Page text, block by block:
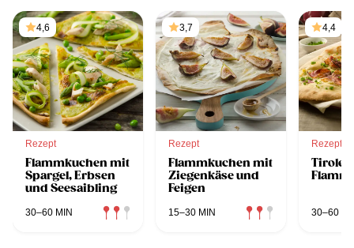
4,6
Rezept
Flammkuchen mit
Spargel, Erbsen
und Seesaibling
30–60 MIN
3,7
Rezept
Flammkuchen mit
Ziegenkäse und
Feigen
15–30 MIN
4,4
Rezept
Tiroler
30–60